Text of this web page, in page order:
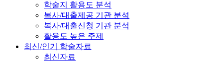
학술지 활용도 분석
복사/대출제공 기관 분석
복사/대출신청 기관 분석
활용도 높은 주제
최신/인기 학술자료
최신자료